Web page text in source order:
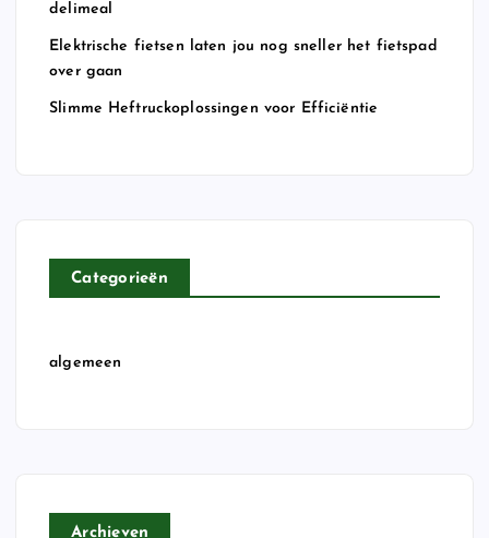
delimeal
Elektrische fietsen laten jou nog sneller het fietspad
over gaan
Slimme Heftruckoplossingen voor Efficiëntie
Categorieën
algemeen
Archieven